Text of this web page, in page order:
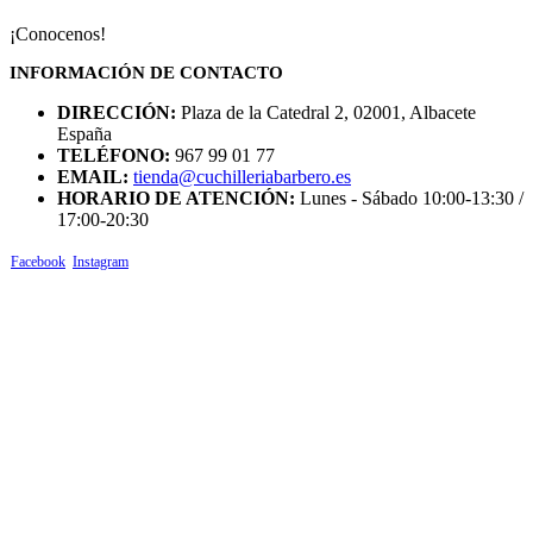
¡Conocenos!
INFORMACIÓN DE CONTACTO
DIRECCIÓN: Plaza de la Catedral 2, 02001, Albacete
España
TELÉFONO: 967 99 01 77
EMAIL: tienda@cuchilleriabarbero.es
HORARIO DE ATENCIÓN: Lunes - Sábado 10:00-13:30 /
17:00-20:30
Facebook Instagram